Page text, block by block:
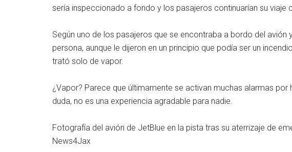
sería inspeccionado a fondo y los pasajeros continuarían su viaje
Según uno de los pasajeros que se encontraba a bordo del avión
persona, aunque le dijeron en un principio que podía ser un
trató solo de vapor.
¿Vapor? Parece que últimamente se activan muchas alarmas por
duda, no es una experiencia agradable para nadie.
Fotografía del avión de JetBlue en la pista tras su aterrizaje de
News4Jax